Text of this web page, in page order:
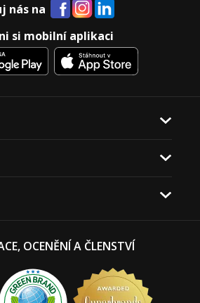
nás na
si mobilní aplikaci
OCENĚNÍ A ČLENSTVÍ